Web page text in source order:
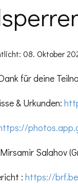
08. Oktober
für deine
& Urkunden:
Salahov
: https://